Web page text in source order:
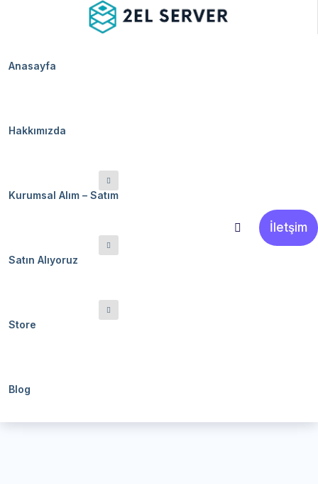
Anasayfa
Hakkımızda
Kurumsal Alım – Satım
Satın Alıyoruz
Store
Blog
İletşim